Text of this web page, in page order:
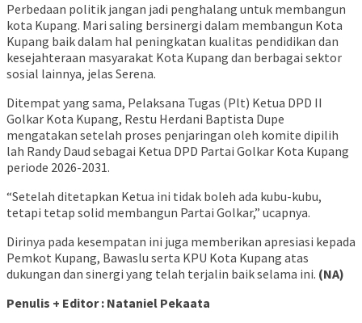
Perbedaan politik jangan jadi penghalang untuk membangun
kota Kupang. Mari saling bersinergi dalam membangun Kota
Kupang baik dalam hal peningkatan kualitas pendidikan dan
kesejahteraan masyarakat Kota Kupang dan berbagai sektor
sosial lainnya, jelas Serena.
Ditempat yang sama, Pelaksana Tugas (Plt) Ketua DPD II
Golkar Kota Kupang, Restu Herdani Baptista Dupe
mengatakan setelah proses penjaringan oleh komite dipilih
lah Randy Daud sebagai Ketua DPD Partai Golkar Kota Kupang
periode 2026-2031.
“Setelah ditetapkan Ketua ini tidak boleh ada kubu-kubu,
tetapi tetap solid membangun Partai Golkar,” ucapnya.
Dirinya pada kesempatan ini juga memberikan apresiasi kepada
Pemkot Kupang, Bawaslu serta KPU Kota Kupang atas
dukungan dan sinergi yang telah terjalin baik selama ini. (NA)
Penulis + Editor : Nataniel Pekaata